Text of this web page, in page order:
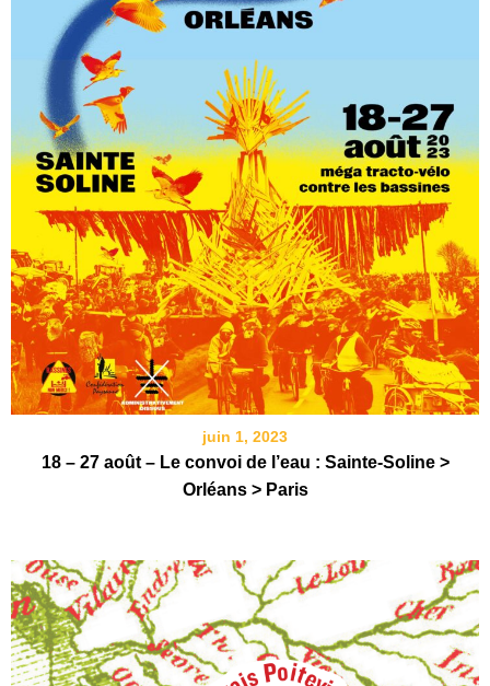
juin 1, 2023
18 – 27 août – Le convoi de l’eau : Sainte-Soline >
Orléans > Paris